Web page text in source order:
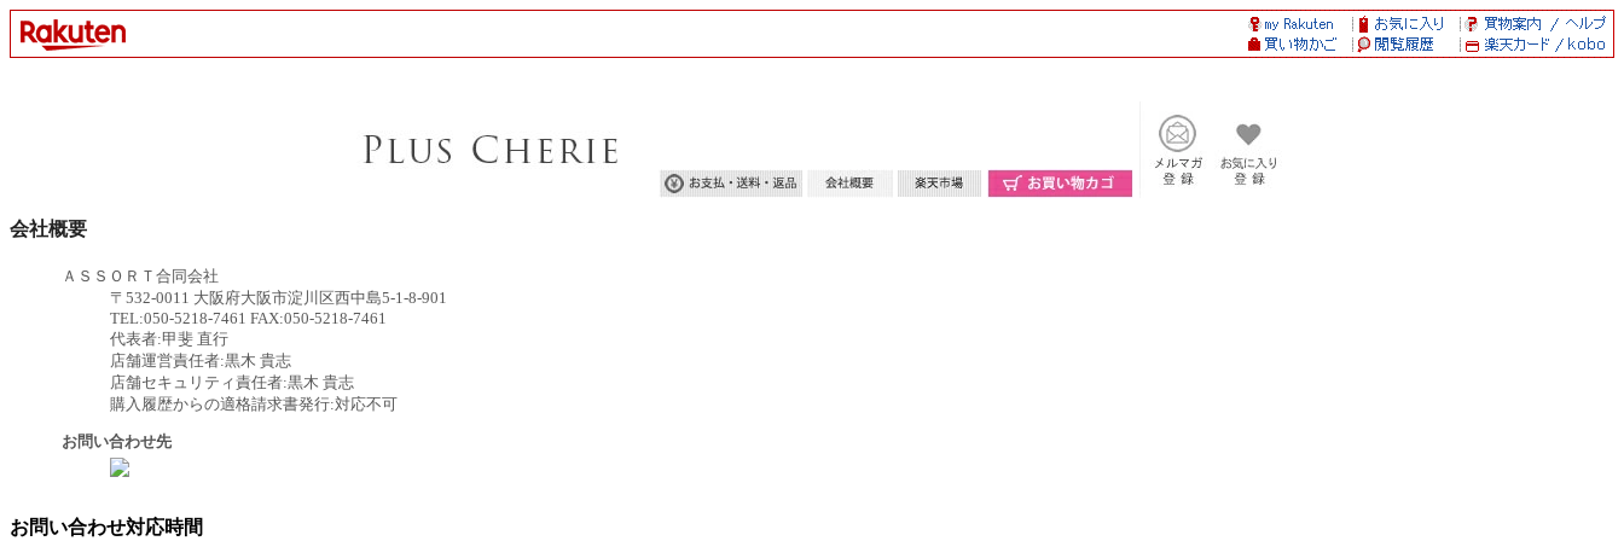
会社概要
ＡＳＳＯＲＴ合同会社
〒532-0011 大阪府大阪市淀川区西中島5-1-8-901
TEL:050-5218-7461 FAX:050-5218-7461
代表者:甲斐 直行
店舗運営責任者:黒木 貴志
店舗セキュリティ責任者:黒木 貴志
購入履歴からの適格請求書発行:対応不可
お問い合わせ先
お問い合わせ対応時間